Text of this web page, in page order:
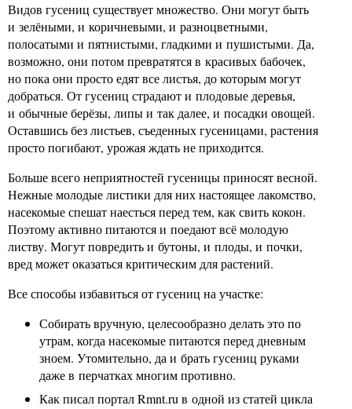
Видов гусениц существует множество. Они могут быть
и зелёными, и коричневыми, и разноцветными,
полосатыми и пятнистыми, гладкими и пушистыми. Да,
возможно, они потом превратятся в красивых бабочек,
но пока они просто едят все листья, до которым могут
добраться. От гусениц страдают и плодовые деревья,
и обычные берёзы, липы и так далее, и посадки овощей.
Оставшись без листьев, съеденных гусеницами, растения
просто погибают, урожая ждать не приходится.
Больше всего неприятностей гусеницы приносят весной.
Нежные молодые листики для них настоящее лакомство,
насекомые спешат наесться перед тем, как свить кокон.
Поэтому активно питаются и поедают всё молодую
листву. Могут повредить и бутоны, и плоды, и почки,
вред может оказаться критическим для растений.
Все способы избавиться от гусениц на участке:
Собирать вручную, целесообразно делать это по
утрам, когда насекомые питаются перед дневным
зноем. Утомительно, да и брать гусениц руками
даже в перчатках многим противно.
Как писал портал Rmnt.ru в одной из статей цикла